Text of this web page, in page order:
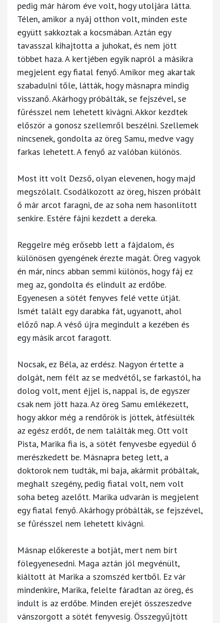
pedig már három éve volt, hogy utoljára látta.
Télen, amikor a nyáj otthon volt, minden este
együtt sakkoztak a kocsmában. Aztán egy
tavasszal kihajtotta a juhokat, és nem jött
többet haza. A kertjében egyik napról a másikra
megjelent egy fiatal fenyő. Amikor meg akartak
szabadulni tőle, látták, hogy másnapra mindig
visszanő. Akárhogy próbálták, se fejszével, se
fűrésszel nem lehetett kivágni. Akkor kezdtek
először a gonosz szellemről beszélni. Szellemek
nincsenek, gondolta az öreg Samu, medve vagy
farkas lehetett. A fenyő az valóban különös.
Most itt volt Dezső, olyan elevenen, hogy majd
megszólalt. Csodálkozott az öreg, hiszen próbált
ő már arcot faragni, de az soha nem hasonlított
senkire. Estére fájni kezdett a dereka.
Reggelre még erősebb lett a fájdalom, és
különösen gyengének érezte magát. Öreg vagyok
én már, nincs abban semmi különös, hogy fáj ez
meg az, gondolta és elindult az erdőbe.
Egyenesen a sötét fenyves felé vette útját.
Ismét talált egy darabka fát, ugyanott, ahol
előző nap. A véső újra megindult a kezében és
egy másik arcot faragott.
Nocsak, ez Béla, az erdész. Nagyon értette a
dolgát, nem félt az se medvétől, se farkastól, ha
dolog volt, ment éjjel is, nappal is, de egyszer
csak nem jött haza. Az öreg Samu emlékezett,
hogy akkor még a rendőrök is jöttek, átfésülték
az egész erdőt, de nem találták meg. Ott volt
Pista, Marika fia is, a sötét fenyvesbe egyedül ő
merészkedett be. Másnapra beteg lett, a
doktorok nem tudták, mi baja, akármit próbáltak,
meghalt szegény, pedig fiatal volt, nem volt
soha beteg azelőtt. Marika udvarán is megjelent
egy fiatal fenyő. Akárhogy próbálták, se fejszével,
se fűrésszel nem lehetett kivágni.
Másnap előkereste a botját, mert nem bírt
fölegyenesedni. Maga aztán jól megvénült,
kiáltott át Marika a szomszéd kertből. Ez vár
mindenkire, Marika, felelte fáradtan az öreg, és
indult is az erdőbe. Minden erejét összeszedve
vánszorgott a sötét fenyvesig. Összegyűjtött